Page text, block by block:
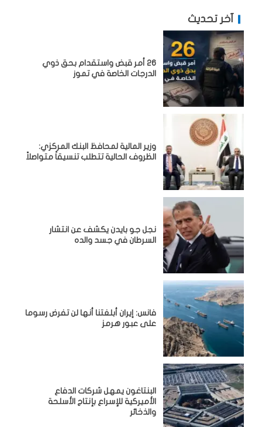
آخر تحديث
26 أمر قبض واستقدام بحق ذوي
الدرجات الخاصة في تموز
وزير المالية لمحافظ البنك المركزي:
الظروف الحالية تتطلب تنسيقاً متواصلاً
نجل جو بايدن يكشف عن انتشار
السرطان في جسد والده
فانس: إيران أبلغتنا أنها لن تفرض رسوما
على عبور هرمز
البنتاغون يمهل شركات الدفاع
الأميركية للإسراع بإنتاج الأسلحة
والذخائر